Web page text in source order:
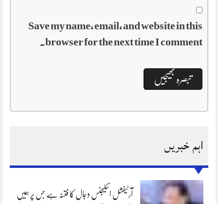
Save my name, email, and website in this
browser for the next time I comment.
اہم خبریں
آرٹیفشل انٹلیجنس دجال کا فتنہ ہے جس پر ہمیں